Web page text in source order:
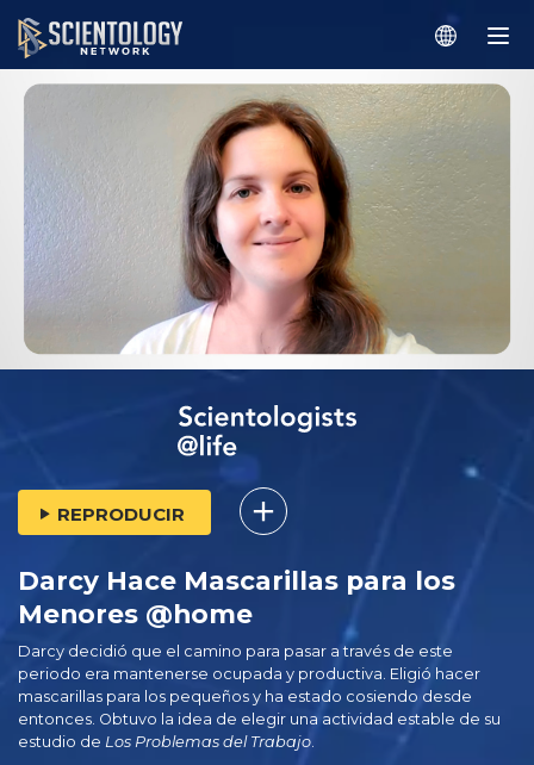
REPRODUCIR
Darcy Hace Mascarillas para los
Menores @home
Darcy decidió que el camino para pasar a través de este
periodo era mantenerse ocupada y productiva. Eligió hacer
mascarillas para los pequeños y ha estado cosiendo desde
entonces. Obtuvo la idea de elegir una actividad estable de su
estudio de Los Problemas del Trabajo